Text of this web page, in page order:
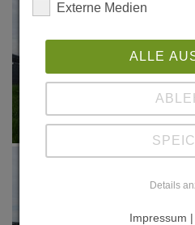
Externe Medien
ALLE
Details
Impressum